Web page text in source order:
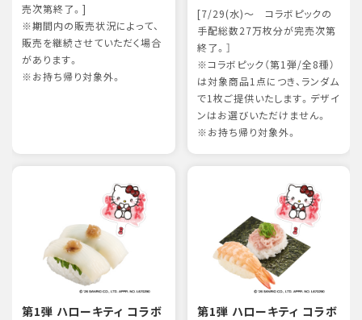
売次第終了。]
※期間内の販売状況によって、
販売を継続させていただく場合
があります。
※お持ち帰り対象外。
[7/29(水)～ コラボピックの
手配総数27万枚分が完売次第
終了。］
※コラボピック（第1弾/全8種）
は対象商品1点につき、ランダム
で1枚ご提供いたします。デザイ
ンはお選びいただけません。
※お持ち帰り対象外。
第1弾 ハローキティ コラボ
第1弾 ハローキティ コラボ